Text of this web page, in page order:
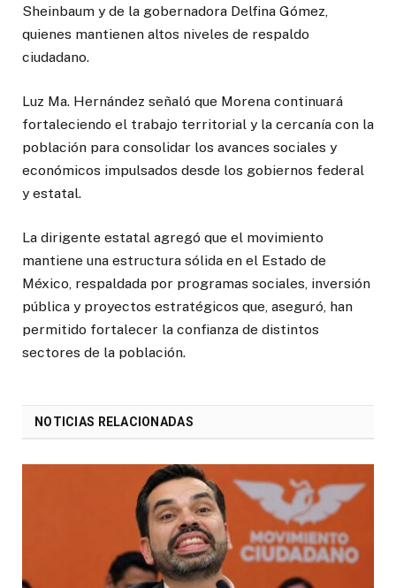
Sheinbaum y de la gobernadora Delfina Gómez,
quienes mantienen altos niveles de respaldo
ciudadano.
Luz Ma. Hernández señaló que Morena continuará
fortaleciendo el trabajo territorial y la cercanía con la
población para consolidar los avances sociales y
económicos impulsados desde los gobiernos federal
y estatal.
La dirigente estatal agregó que el movimiento
mantiene una estructura sólida en el Estado de
México, respaldada por programas sociales, inversión
pública y proyectos estratégicos que, aseguró, han
permitido fortalecer la confianza de distintos
sectores de la población.
NOTICIAS RELACIONADAS